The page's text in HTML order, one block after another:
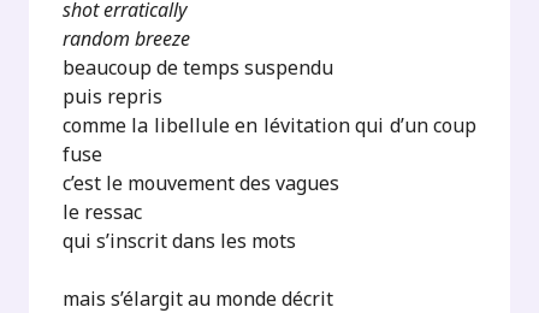
shot erratically
random breeze
beaucoup de temps suspendu
puis repris
comme la libellule en lévitation qui d’un coup
fuse
c’est le mouvement des vagues
le ressac
qui s’inscrit dans les mots
mais s’élargit au monde décrit